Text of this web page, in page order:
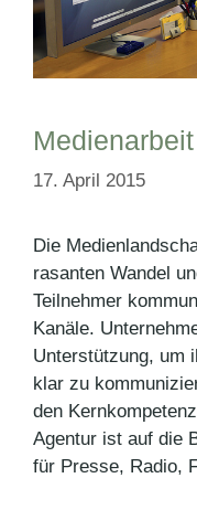
Medienarbeit
17. April 2015
Die
rasanten Wandel
Teilnehmer
Kanäle.
Unterstützung, um
klar zu
den
Agentur ist auf die
für Presse, Radio,